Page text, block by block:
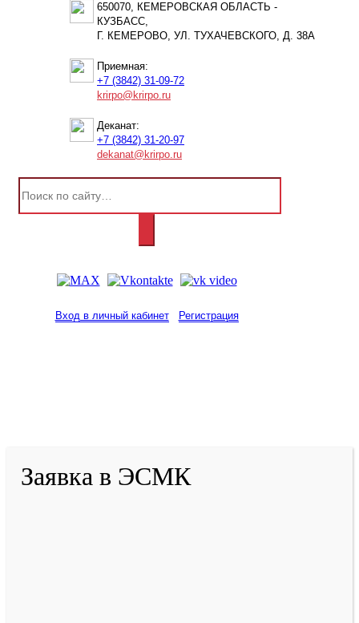
650070, КЕМЕРОВСКАЯ ОБЛАСТЬ -
КУЗБАСС,
Г. КЕМЕРОВО, УЛ. ТУХАЧЕВСКОГО, Д. 38А
Приемная:
+7 (3842) 31-09-72
krirpo@krirpo.ru
Деканат:
+7 (3842) 31-20-97
dekanat@krirpo.ru
Вход в личный кабинет Регистрация
Заявка в ЭСМК